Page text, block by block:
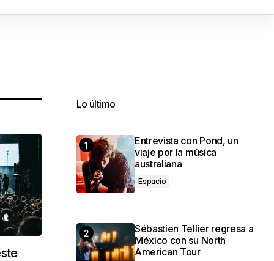
Lo último
Entrevista con Pond, un
viaje por la música
australiana
Espacio
Sébastien Tellier regresa a
México con su North
American Tour